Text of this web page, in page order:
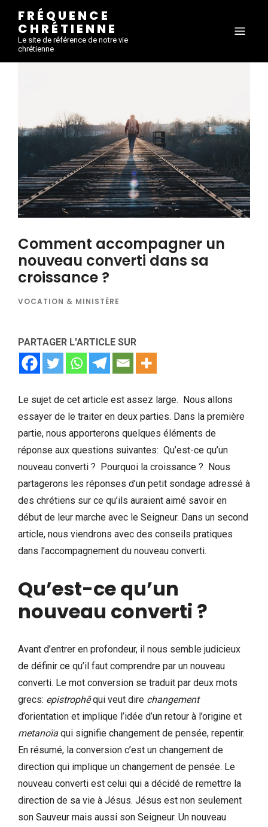
FRÉQUENCE
CHRÉTIENNE
Le site de référence de notre vie
chrétienne
Comment accompagner un
nouveau converti dans sa
croissance ?
VOCATION & MINISTÈRE
PARTAGER L'ARTICLE SUR
Le sujet de cet article est assez large. Nous allons
essayer de le traiter en deux parties. Dans la première
partie, nous apporterons quelques éléments de
réponse aux questions suivantes: Qu’est-ce qu’un
nouveau converti ? Pourquoi la croissance ? Nous
partagerons les réponses d’un petit sondage adressé à
des chrétiens sur ce qu’ils auraient aimé savoir en
début de leur marche avec le Seigneur. Dans un second
article, nous viendrons avec des conseils pratiques
dans l’accompagnement du nouveau converti.
Qu’est-ce qu’un
nouveau converti ?
Avant d’entrer en profondeur, il nous semble judicieux
de définir ce qu’il faut comprendre par un nouveau
converti. Le mot conversion se traduit par deux mots
grecs: epistrophêqui veut dire changement
d’orientation et implique l’idée d’un retour à l’origine et
metanoïa qui signifie changement de pensée, repentir.
En résumé, la conversion c’est un changement de
direction qui implique un changement de pensée. Le
nouveau converti est celui qui a décidé de remettre la
direction de sa vie à Jésus. Jésus est non seulement
son Sauveur mais aussi son Seigneur. Un nouveau